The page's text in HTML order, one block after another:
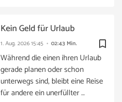
bookmark_border
1. Aug. 202615:45 02:43 Min.
Kein Geld für Urlaub
Während die einen ihren Urlaub
gerade planen oder schon
unterwegs sind, bleibt eine Reise
für andere ein unerfüllter …